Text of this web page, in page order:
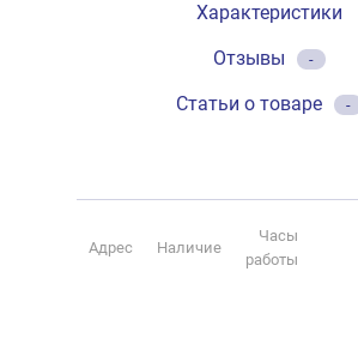
Характеристики
Отзывы
-
Статьи о товаре -
Адрес Наличие
Часы
работы